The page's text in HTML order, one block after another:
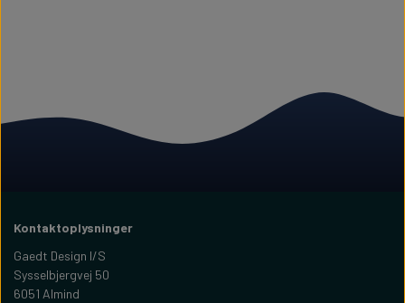
Kontaktoplysninger
Gaedt Design I/S
Sysselbjergvej 50
6051 Almind